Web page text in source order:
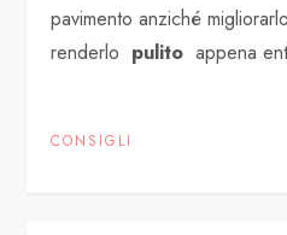
pavimento anziché
renderlo pulito appena
CONSIGLI